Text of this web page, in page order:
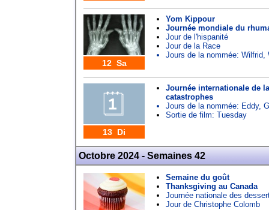
12 Sa
Yom Kippour
Journée mondiale du
Jour de l'hispanité
Jour de la Race
Jours de la nommée: Wilfrid,
13 Di
Journée internationale de
catastrophes
Jours de la nommée: Eddy,
Sortie de film: Tuesday
Octobre 2024 - Semaines 42
Semaine du goût
Thanksgiving au Canada
Journée nationale des
Jour de Christophe Colomb